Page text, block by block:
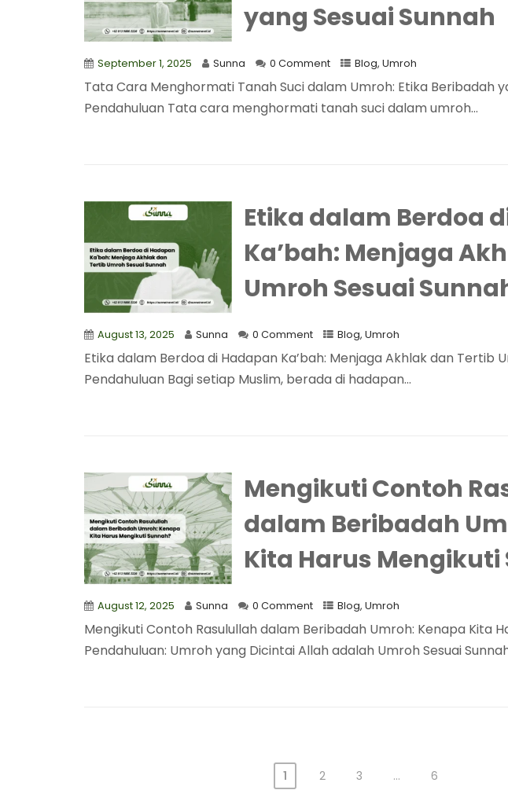
yang Sesuai Sunnah
September 1, 2025 Sunna 0 Comment Blog, Umroh
Tata Cara Menghormati Tanah Suci dalam Umroh: Etika Beribadah
Pendahuluan Tata cara menghormati tanah suci dalam umroh...
Etika dalam Berdoa
Ka’bah: Menjaga
Umroh Sesuai
August 13, 2025 Sunna 0 Comment Blog, Umroh
Etika dalam Berdoa di Hadapan Ka’bah: Menjaga Akhlak dan Tertib
Pendahuluan Bagi setiap Muslim, berada di hadapan...
Mengikuti Contoh
dalam Beribadah
Kita Harus Mengikuti
August 12, 2025 Sunna 0 Comment Blog, Umroh
Mengikuti Contoh Rasulullah dalam Beribadah Umroh: Kenapa Kita
Pendahuluan: Umroh yang Dicintai Allah adalah Umroh Sesuai
1 2 3 … 6